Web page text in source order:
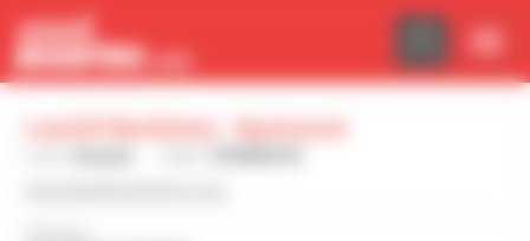
Cookie-Einstellungen